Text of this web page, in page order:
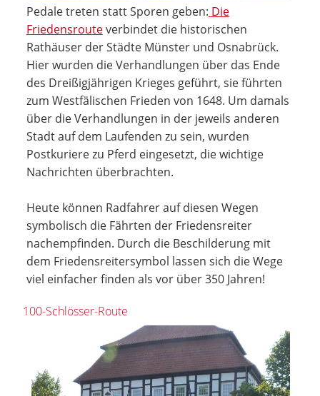
Pedale treten statt Sporen geben: Die
Friedensrouteverbindet die historischen
Rathäuser der Städte Münster und Osnabrück.
Hier wurden die Verhandlungen über das Ende
des Dreißigjährigen Krieges geführt, sie führten
zum Westfälischen Frieden von 1648. Um damals
über die Verhandlungen in der jeweils anderen
Stadt auf dem Laufenden zu sein, wurden
Postkuriere zu Pferd eingesetzt, die wichtige
Nachrichten überbrachten.
Heute können Radfahrer auf diesen Wegen
symbolisch die Fährten der Friedensreiter
nachempfinden. Durch die Beschilderung mit
dem Friedensreitersymbol lassen sich die Wege
viel einfacher finden als vor über 350 Jahren!
100-Schlösser-Route